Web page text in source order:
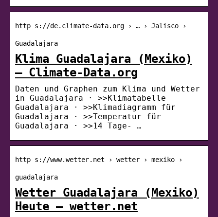
http s://de.climate-data.org › … › Jalisco ›
Guadalajara
Klima Guadalajara (Mexiko)
– Climate-Data.org
Daten und Graphen zum Klima und Wetter
in Guadalajara · >>Klimatabelle
Guadalajara · >>Klimadiagramm für
Guadalajara · >>Temperatur für
Guadalajara · >>14 Tage- …
http s://www.wetter.net › wetter › mexiko ›
guadalajara
Wetter Guadalajara (Mexiko)
Heute – wetter.net